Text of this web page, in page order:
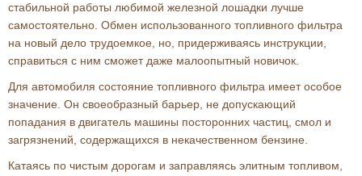
стабильной работы любимой железной лошадки лучше
самостоятельно. Обмен использованного топливного фильтра
на новый дело трудоемкое, но, придерживаясь инструкции,
справиться с ним сможет даже малоопытный новичок.
Для автомобиля состояние топливного фильтра имеет особое
значение. Он своеобразный барьер, не допускающий
попадания в двигатель машины посторонних частиц, смол и
загрязнений, содержащихся в некачественном бензине.
Катаясь по чистым дорогам и заправляясь элитным топливом,